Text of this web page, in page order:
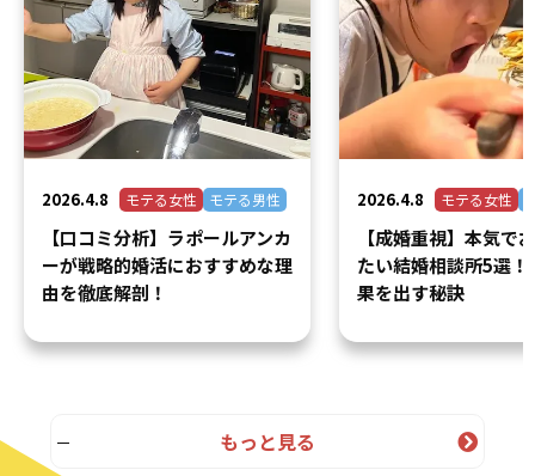
2026.4.8 モテる女性 モテる男性
【口コミ分析】ラポールアンカ
ーが戦略的婚活におすすめな理
由を徹底解剖！
2026.4.8 モテる女性
【成婚重視】本気で
たい結婚相談所5選！
果を出す秘訣
もっと見る